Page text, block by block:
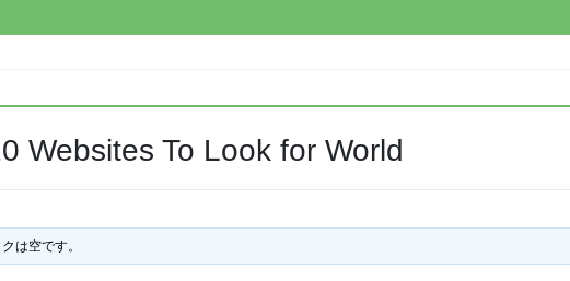
Websites To Look for World
は空です。